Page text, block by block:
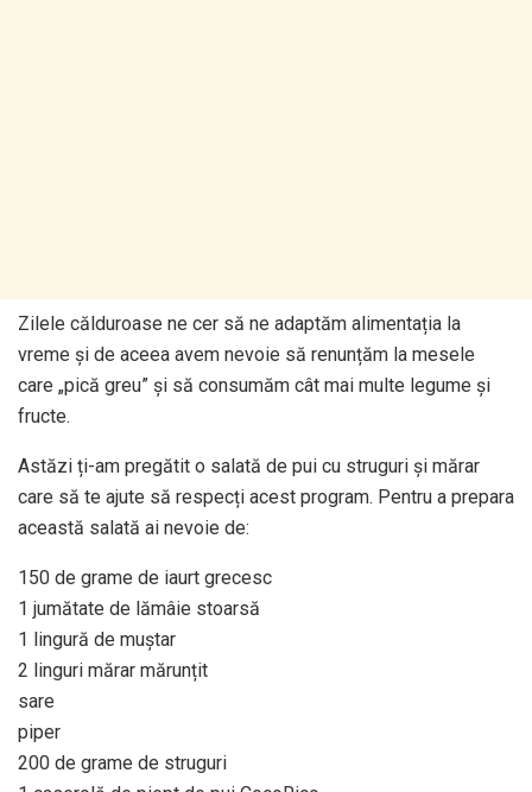
Zilele călduroase ne cer să ne adaptăm alimentația la
vreme și de aceea avem nevoie să renunțăm la mesele
care „pică greu” și să consumăm cât mai multe legume și
fructe.
Astăzi ți-am pregătit o salată de pui cu struguri și mărar
care să te ajute să respecți acest program. Pentru a prepara
această salată ai nevoie de:
150 de grame de iaurt grecesc
1 jumătate de lămâie stoarsă
1 lingură de muștar
2 linguri mărar mărunțit
sare
piper
200 de grame de struguri